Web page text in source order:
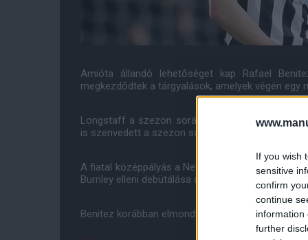
If you wish
sensitive
confirm
continue
information
further
Amióta állandó lehetőséget kap Rafael
megkezdődtek a tárgyalások, amelyek végén
Longstaff a szezon során 9 alkalommal lépett
is szenvedett a szezon során.
A fiatal középpályás a Newcastle akadémiájának
Burnley elleni debütálása alkalmával gólt is szerzett.
Benitez korábban elmondta, hogy a játékosban